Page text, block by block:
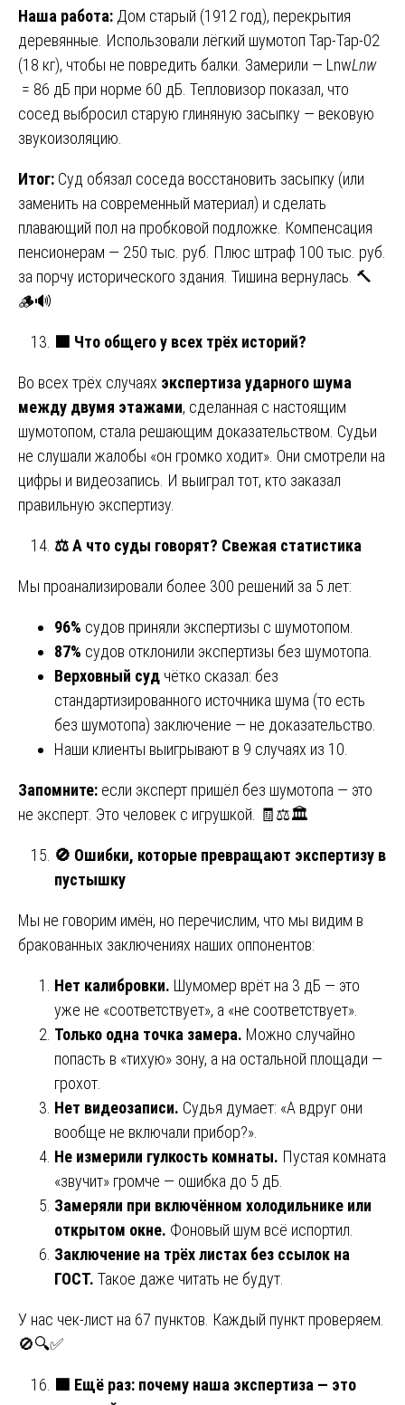
Наша работа: Дом старый (1912 год), перекрытия
деревянные. Использовали лёгкий шумотоп Tap-Tap-02
(18 кг), чтобы не повредить балки. Замерили — LnwLnw
= 86 дБ при норме 60 дБ. Тепловизор показал, что
сосед выбросил старую глиняную засыпку — вековую
звукоизоляцию.
Итог: Суд обязал соседа восстановить засыпку (или
заменить на современный материал) и сделать
плавающий пол на пробковой подложке. Компенсация
пенсионерам — 250 тыс. руб. Плюс штраф 100 тыс. руб.
за порчу исторического здания. Тишина вернулась. 🔨
🪵🔊
🟩 Что общего у всех трёх историй?
Во всех трёх случаях экспертиза ударного шума
между двумя этажами, сделанная с настоящим
шумотопом, стала решающим доказательством. Судьи
не слушали жалобы «он громко ходит». Они смотрели на
цифры и видеозапись. И выиграл тот, кто заказал
правильную экспертизу.
⚖️А что суды говорят? Свежая статистика
Мы проанализировали более 300 решений за 5 лет:
96% судов приняли экспертизы с шумотопом.
87% судов отклонили экспертизы без шумотопа.
Верховный суд чётко сказал: без
стандартизированного источника шума (то есть
без шумотопа) заключение — не доказательство.
Наши клиенты выигрывают в 9 случаях из 10.
Запомните: если эксперт пришёл без шумотопа — это
не эксперт. Это человек с игрушкой. 🧾⚖️🏛️
🚫 Ошибки, которые превращают экспертизу в
пустышку
Мы не говорим имён, но перечислим, что мы видим в
бракованных заключениях наших оппонентов:
Нет калибровки. Шумомер врёт на 3 дБ — это
уже не «соответствует», а «не соответствует».
Только одна точка замера. Можно случайно
попасть в «тихую» зону, а на остальной площади —
грохот.
Нет видеозаписи. Судья думает: «А вдруг они
вообще не включали прибор?».
Не измерили гулкость комнаты. Пустая комната
«звучит» громче — ошибка до 5 дБ.
Замеряли при включённом холодильнике или
открытом окне. Фоновый шум всё испортил.
Заключение на трёх листах без ссылок на
ГОСТ. Такое даже читать не будут.
У нас чек-лист на 67 пунктов. Каждый пункт проверяем.
🚫🔍✅
🟩 Ещё раз: почему наша экспертиза — это